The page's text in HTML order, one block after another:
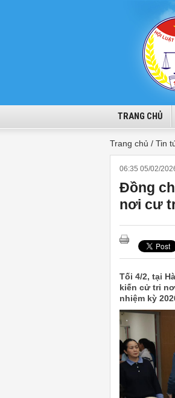
TRANG CHỦ
Trang chủ / Tin
06:35 05/02/
Đồng
nơi cư
Tối 4/2, tại
kiến cử tri
nhiệm kỳ